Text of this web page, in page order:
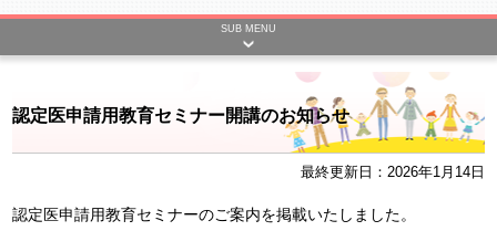
SUB MENU
認定医申請用教育セミナー開講のお知らせ
最終更新日：2026年1月14日
認定医申請用教育セミナーのご案内を掲載いたしました。